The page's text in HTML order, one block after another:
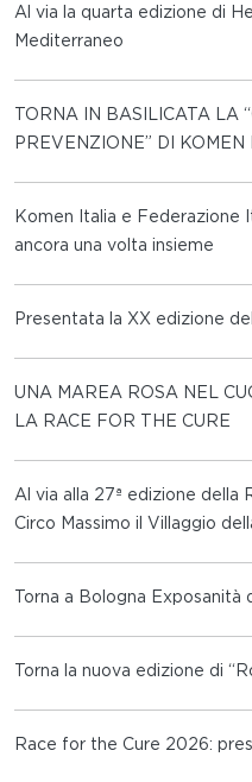
Al via la quarta edizione di
Mediterraneo
TORNA IN BASILICATA LA
PREVENZIONE” DI KOMEN
Komen Italia e Federazione
ancora una volta insieme
Presentata la XX edizione
UNA MAREA ROSA NEL
LA RACE FOR THE CURE
Al via alla 27ª edizione della
Circo Massimo il Villaggio
Torna a Bologna Exposanità
Torna la nuova edizione di
Race for the Cure 2026: